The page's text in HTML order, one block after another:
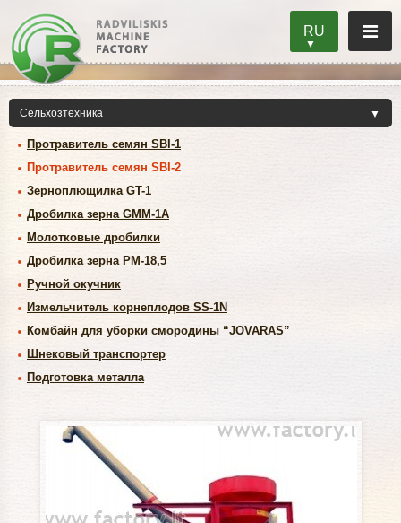
RU
Протравитель семян SBI-1
Протравитель семян SBI-2
Зерноплющилка GT-1
Дробилка зерна GMM-1A
Молотковые дробилки
Дробилка зерна PM-18,5
Ручной окучник
Измельчитель корнеплодов SS-1N
Комбайн для уборки смородины “JOVARAS”
Шнековый транспортер
Подготовка металла